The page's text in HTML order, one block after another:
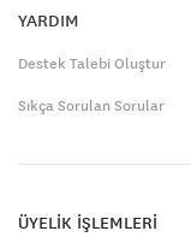
YARDIM
Destek Talebi Oluştur
Sıkça Sorulan Sorular
ÜYELİK İŞLEMLERİ